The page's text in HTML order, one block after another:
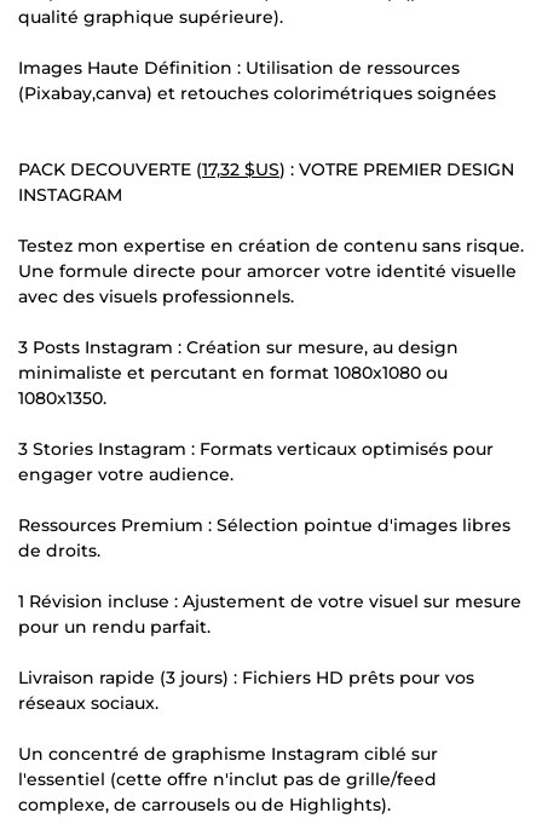
qualité graphique supérieure).
Images Haute Définition : Utilisation de ressources
(Pixabay,canva) et retouches colorimétriques soignées
PACK DECOUVERTE (17,32 $US) : VOTRE PREMIER DESIGN
INSTAGRAM
Testez mon expertise en création de contenu sans risque.
Une formule directe pour amorcer votre identité visuelle
avec des visuels professionnels.
3 Posts Instagram : Création sur mesure, au design
minimaliste et percutant en format 1080x1080 ou
1080x1350.
3 Stories Instagram : Formats verticaux optimisés pour
engager votre audience.
Ressources Premium : Sélection pointue d'images libres
de droits.
1 Révision incluse : Ajustement de votre visuel sur mesure
pour un rendu parfait.
Livraison rapide (3 jours) : Fichiers HD prêts pour vos
réseaux sociaux.
Un concentré de graphisme Instagram ciblé sur
l'essentiel (cette offre n'inclut pas de grille/feed
complexe, de carrousels ou de Highlights).